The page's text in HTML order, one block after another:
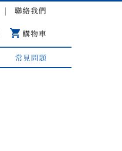
聯絡我們
購物車
常見問題